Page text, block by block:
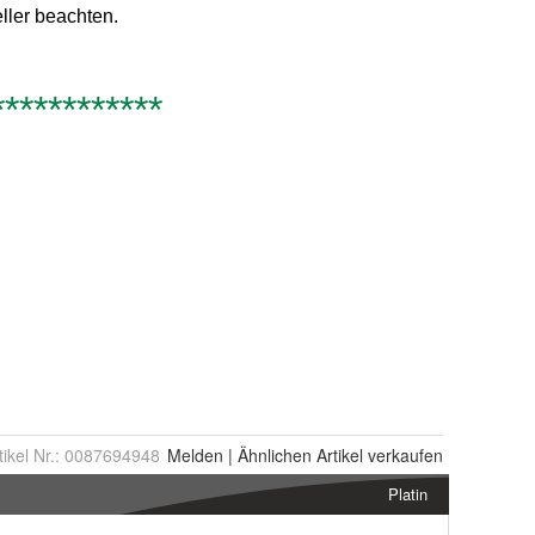
Nr.: 0087694948 Melden | Ähnlichen Artikel verkaufen
Platin